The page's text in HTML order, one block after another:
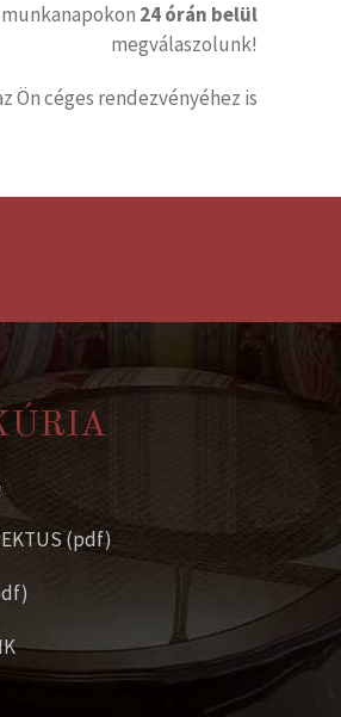
24 órán belül
megválaszolunk!
Ön céges rendezvényéhez is
(pdf)